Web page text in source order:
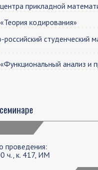
прикладной
кодирования»
российский студенческий
анализ и
проведения:
ч., к. 417, ИМ